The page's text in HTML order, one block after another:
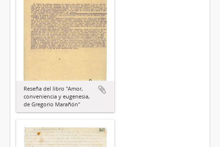
Reseña del libro "Amor,
conveniencia y eugenesia,
de Gregorio Marañón"